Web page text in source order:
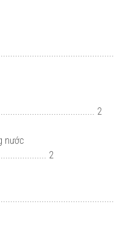
2
nước
2